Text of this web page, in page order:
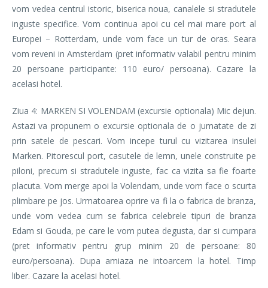
vom vedea centrul istoric, biserica noua, canalele si stradutele
inguste specifice. Vom continua apoi cu cel mai mare port al
Europei – Rotterdam, unde vom face un tur de oras. Seara
vom reveni in Amsterdam (pret informativ valabil pentru minim
20 persoane participante: 110 euro/ persoana). Cazare la
acelasi hotel.
Ziua 4: MARKEN SI VOLENDAM (excursie optionala) Mic dejun.
Astazi va propunem o excursie optionala de o jumatate de zi
prin satele de pescari. Vom incepe turul cu vizitarea insulei
Marken. Pitorescul port, casutele de lemn, unele construite pe
piloni, precum si stradutele inguste, fac ca vizita sa fie foarte
placuta. Vom merge apoi la Volendam, unde vom face o scurta
plimbare pe jos. Urmatoarea oprire va fi la o fabrica de branza,
unde vom vedea cum se fabrica celebrele tipuri de branza
Edam si Gouda, pe care le vom putea degusta, dar si cumpara
(pret informativ pentru grup minim 20 de persoane: 80
euro/persoana). Dupa amiaza ne intoarcem la hotel. Timp
liber. Cazare la acelasi hotel.